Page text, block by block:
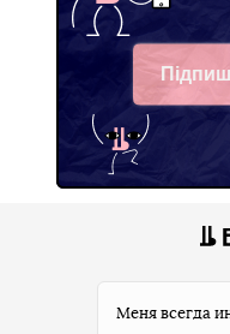
Меня всегда